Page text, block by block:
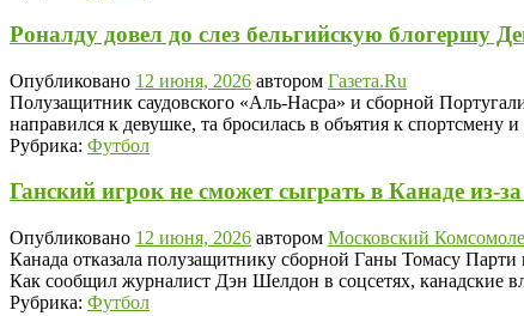
Роналду довел до слез бельгийскую блогершу
Опубликовано 12 июня, 2026 автором Газета.Ru
Полузащитник саудовского «Аль-Насра» и сборной
направился к девушке, та бросилась в объятия к спортсмену и
Рубрика: Футбол
Ганский игрок не сможет сыграть в Канаде из-
Опубликовано 12 июня, 2026 автором Московский
Канада отказала полузащитнику сборной Ганы Томасу
Как сообщил журналист Дэн Шелдон в соцсетях, канадские
Рубрика: Футбол